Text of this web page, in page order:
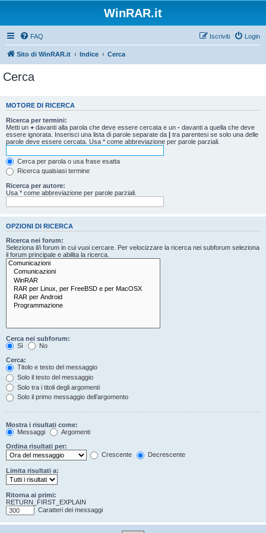
WinRAR.it
FAQ Login
Iscriviti
Sito di WinRAR.it Indice Cerca
Cerca
MOTORE DI RICERCA
Ricerca per termini:
Metti un + davanti alla parola che deve essere cercata e un - davanti a quella che deve
essere ignorata. Inserisci una lista di parole separate da | tra parentesi se solo una delle
parole deve essere cercata. Usa * come abbreviazione per parole parziali.
Cerca per parola o usa frase esatta
Ricerca qualsiasi termine
Ricerca per autore:
Usa * come abbreviazione per parole parziali.
OPZIONI DI RICERCA
Ricerca nei forum:
Seleziona il/i forum in cui vuoi cercare. Per velocizzare la ricerca nei subforum seleziona
il forum principale e abilita la ricerca.
Cerca nei subforum:
Sì
No
Cerca:
Titolo e testo del messaggio
Solo il testo del messaggio
Solo tra i titoli degli argomenti
Solo il primo messaggio dell’argomento
Mostra i risultati come:
Messaggi
Argomenti
Ordina risultati per:
Crescente
Decrescente
Limita risultati a:
Ritorna ai primi:
RETURN_FIRST_EXPLAIN
Caratteri dei messaggi